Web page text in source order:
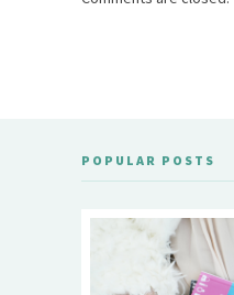
POPULAR POSTS